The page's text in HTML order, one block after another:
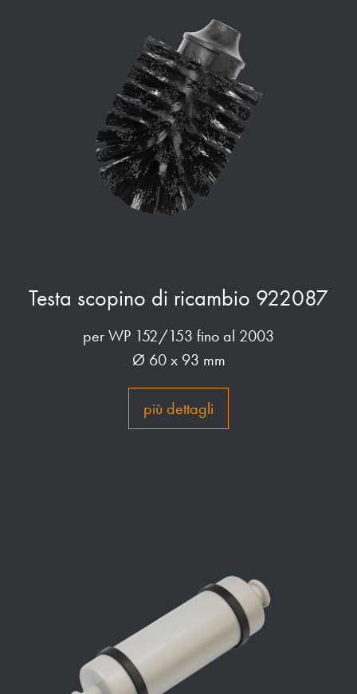
Testa scopino di ricambio 922087
per WP 152/153 fino al 2003
Ø 60 x 93 mm
più dettagli